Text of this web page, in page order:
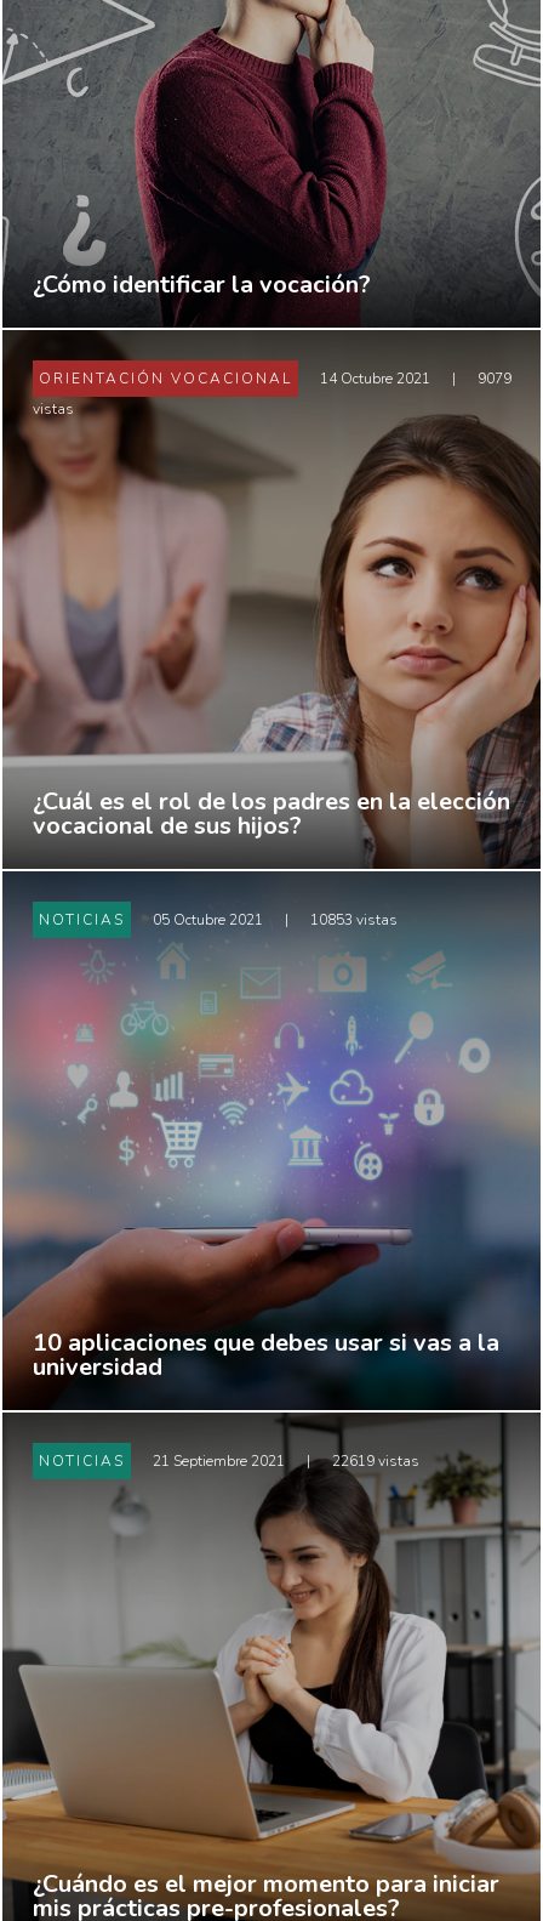
¿Cómo identificar la vocación?
ORIENTACIÓN VOCACIONAL 14 Octubre 2021 |
9079
vistas
¿Cuál es el rol de los padres en la elección
vocacional de sus hijos?
NOTICIAS 05 Octubre 2021 | 10853 vistas
10 aplicaciones que debes usar si vas a la
universidad
NOTICIAS 21 Septiembre 2021 | 22619 vistas
¿Cuándo es el mejor momento para iniciar
mis prácticas pre-profesionales?